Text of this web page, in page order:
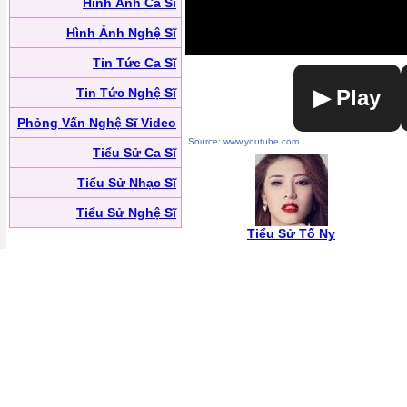
Hình Ảnh Nghệ Sĩ
Tin Tức Ca Sĩ
Tin Tức Nghệ Sĩ
Phỏng Vấn Nghệ Sĩ Video
Tiểu Sử Ca Sĩ
Tiểu Sử Nhạc Sĩ
Tiểu Sử Nghệ Sĩ
▶ Play
Source: www.youtube.com
Tiểu Sử Tố Ny